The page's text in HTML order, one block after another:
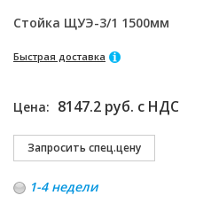
Стойка ЩУЭ-3/1 1500мм
Быстрая доставка
Цена: 8147.2 руб. с НДС
1-4 недели